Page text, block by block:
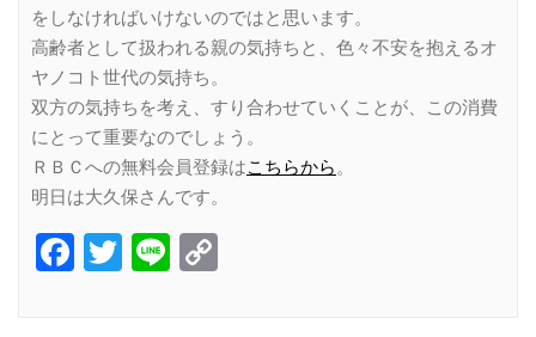
をしなければいけないのではと思います。
高齢者として扱われる親の気持ちと、色々不安を抱えるオ
ヤノコト世代の気持ち。
双方の気持ちを考え、すり合わせていくことが、この消費
にとって重要なのでしょう。
ＲＢＣへの無料会員登録はこちらから。
明日は大久保さんです。
Facebook
Twitter
Line